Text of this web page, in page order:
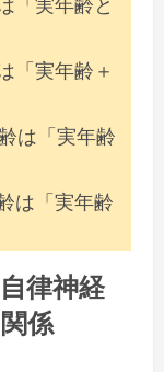
「実年齢＋
は「実年齢
は「実年齢
律神経
係